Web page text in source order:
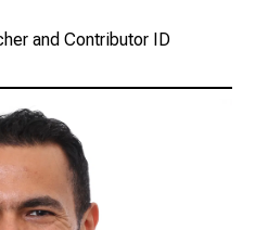
and Contributor ID